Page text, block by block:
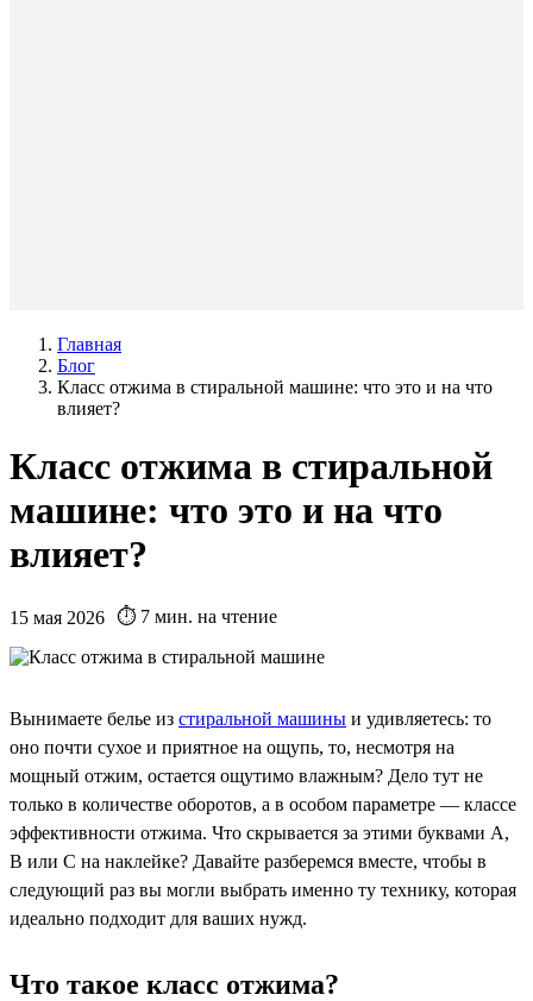
Главная
Блог
Класс отжима в стиральной машине: что это и на что
влияет?
Класс отжима в стиральной
машине: что это и на что
влияет?
15 мая 2026 ⏱️ 7 мин. на чтение
Вынимаете белье из стиральной машины и удивляетесь: то
оно почти сухое и приятное на ощупь, то, несмотря на
мощный отжим, остается ощутимо влажным? Дело тут не
только в количестве оборотов, а в особом параметре — классе
эффективности отжима. Что скрывается за этими буквами A,
B или C на наклейке? Давайте разберемся вместе, чтобы в
следующий раз вы могли выбрать именно ту технику, которая
идеально подходит для ваших нужд.
Что такое класс отжима?